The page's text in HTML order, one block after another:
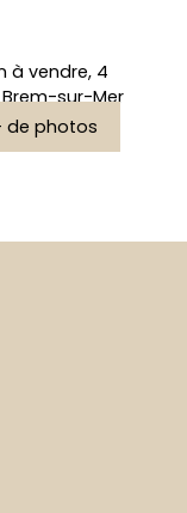
de photos